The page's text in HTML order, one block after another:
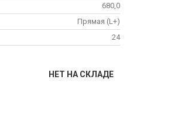
680,0
Прямая (L+)
24
НЕТ НА СКЛАДЕ